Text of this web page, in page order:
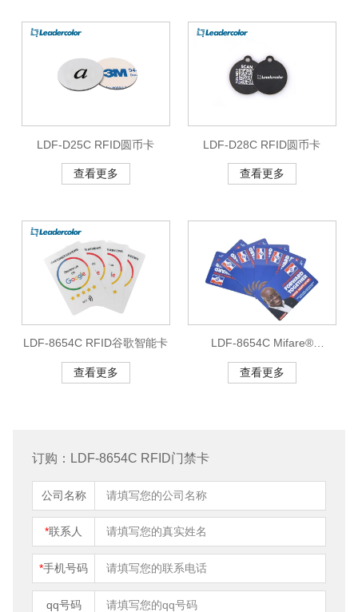
LDF-D25C RFID圆币卡
查看更多
LDF-D28C RFID圆币卡
查看更多
LDF-8654C RFID谷歌智能卡
查看更多
LDF-8654C Mifare®
Ultralight RFID会员卡
查看更多
订购：LDF-8654C RFID门禁卡
公司名称
*联系人
*手机号码
qq号码